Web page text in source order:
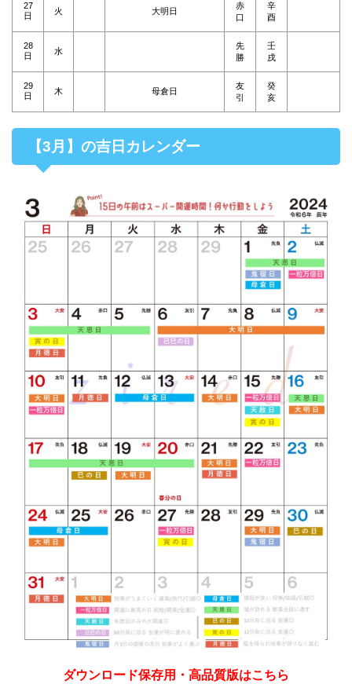
27
日
火 大明日
赤
口
辛
酉
28
日
水
先
勝
壬
戌
29
日
木 母倉日
友
引
癸
亥
【3月】の吉日カレンダー
ダウンロード保存用・高品質版はこちら